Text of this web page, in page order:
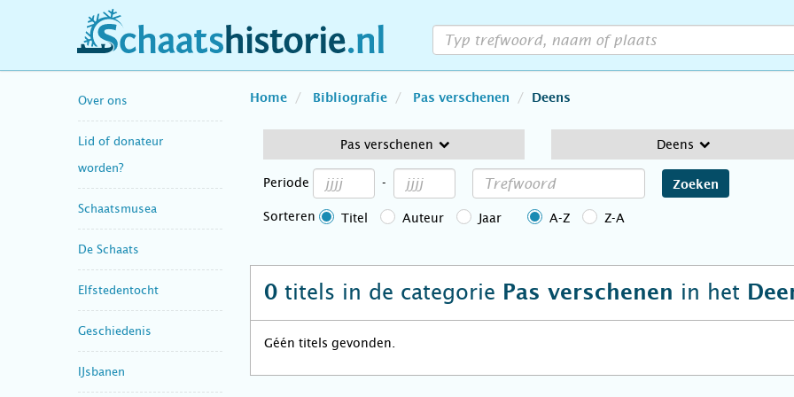
schaatshistorie.nl
Over ons
Lid of donateur
worden?
Schaatsmusea
De Schaats
Elfstedentocht
Geschiedenis
IJsbanen
Home Bibliografie Pas verschenen Deens
Pas verschenen Deens
Periode - Zoeken
Sorteren Titel Auteur Jaar A-Z Z-A
0 titels in de categorie Pas verschenen in het
Géén titels gevonden.